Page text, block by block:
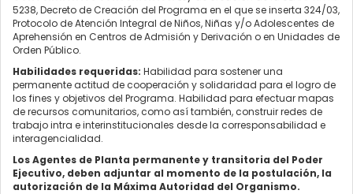
5238, Decreto de Creación del Programa en el que se inserta 324/03,
Protocolo de Atención Integral de Niños, Niñas y/o Adolescentes de
Aprehensión en Centros de Admisión y Derivación o en Unidades de
Orden Público.
Habilidades requeridas: Habilidad para sostener una
permanente actitud de cooperación y solidaridad para el logro de
los fines y objetivos del Programa. Habilidad para efectuar mapas
de recursos comunitarios, como así también, construir redes de
trabajo intra e interinstitucionales desde la corresponsabilidad e
interagencialidad.
Los Agentes de Planta permanente y transitoria del Poder
Ejecutivo, deben adjuntar al momento de la postulación, la
autorización de la Máxima Autoridad del Organismo.